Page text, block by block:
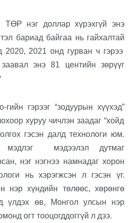
ТӨР нэг доллар хүрэхгүйэнэ
бариад байгаа нь гайхалтай
2020, 2021 онд гурван ч гэрээ
заавалэнэ81 центийн зөрүүг
гийн гэрээг “зодуурын хүүхэд”
хуруу чичлэн заадаг “хойд
х гэсэн далд технологи юм.
мэдлэг
мэдээлэл дутмаг
нэг нэгнээ намнадаг хорон
нь хэрэгжсэн л гэсэн үг.
нэр хүндийн төлөөс, хөрөнгө
үлдэх өв, Монгол улсын нэр
огт тооцогддоггүй л дээ.